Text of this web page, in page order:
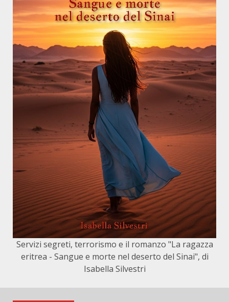
Servizi segreti, terrorismo e il romanzo "La ragazza
eritrea - Sangue e morte nel deserto del Sinai", di
Isabella Silvestri